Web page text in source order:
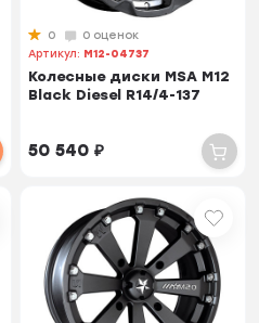
0
0 оценок
Артикул: M12-04737
Колесные диски MSA M12
Black Diesel R14/4-137
50 540₽